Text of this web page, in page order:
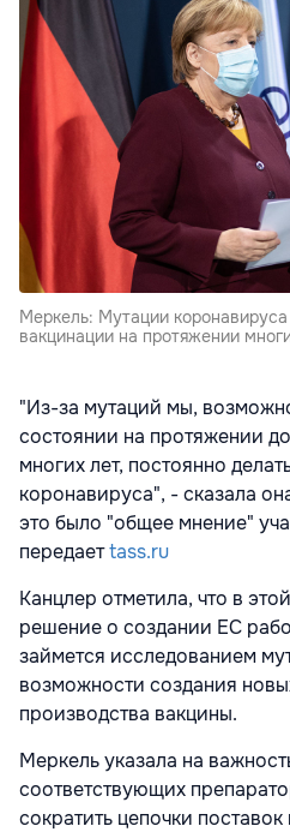
Меркель: Мутации
вакцинации на протяжении
"Из-за мутаций мы,
состоянии на протяжении
многих лет, постоянно
коронавируса", - сказала
это было "общее мнение"
передаетtass.ru
Канцлер отметила, что в
решение о создании ЕС
займется исследованием
возможности создания
производства вакцины.
Меркель указала на
соответствующих
сократить цепочки